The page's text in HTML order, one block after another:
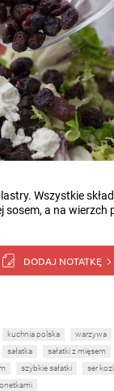
Wszystkie
sosem, a na wierzch
DODAJ NOTATKĘ
kuchnia polska warzywa
sałatka sałatki z mięsem
szybkie sałatki ser kozi